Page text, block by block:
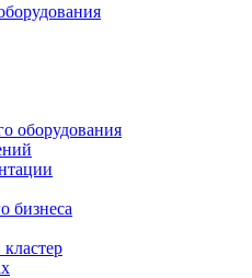
оборудования
бизнеса